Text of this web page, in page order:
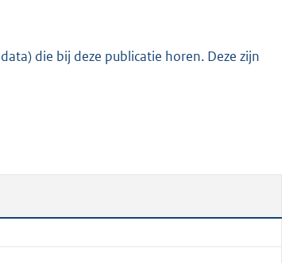
die bij deze publicatie horen. Deze zijn